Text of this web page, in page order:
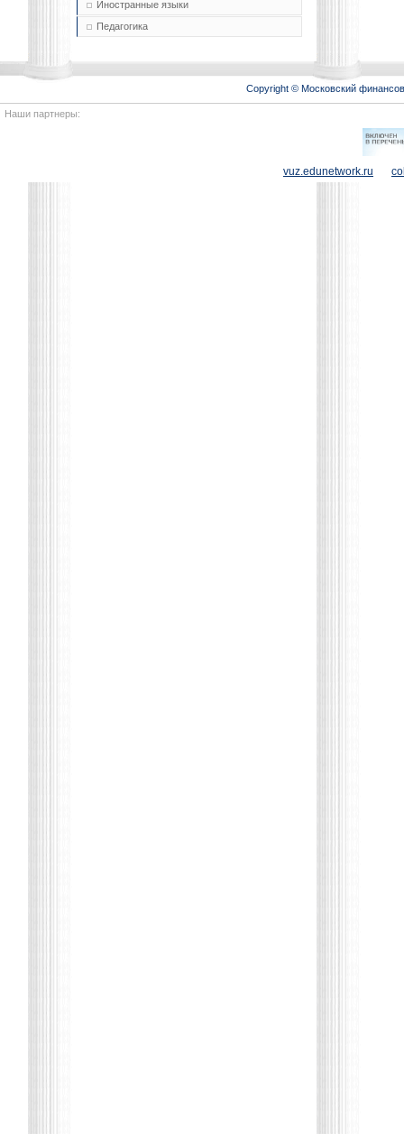
Иностранные языки
Педагогика
Copyright © Московский
Наши партнеры:
vuz.edunetwork.ru